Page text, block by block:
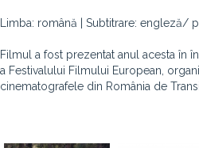
Limba: română | Subtitrare: engleză/
Filmul a fost prezentat anul acesta în
a Festivalului Filmului European,
cinematografele din România de